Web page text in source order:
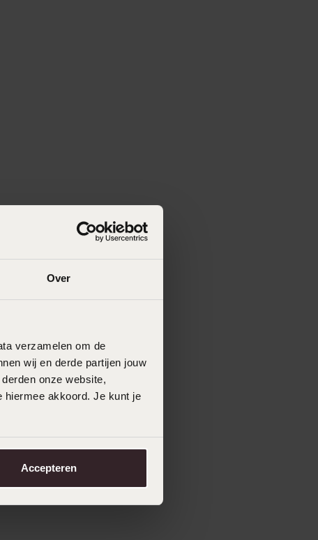
Over
verzamelen om de
wij en derde partijen jouw
onze website,
hiermee akkoord. Je kunt je
Accepteren